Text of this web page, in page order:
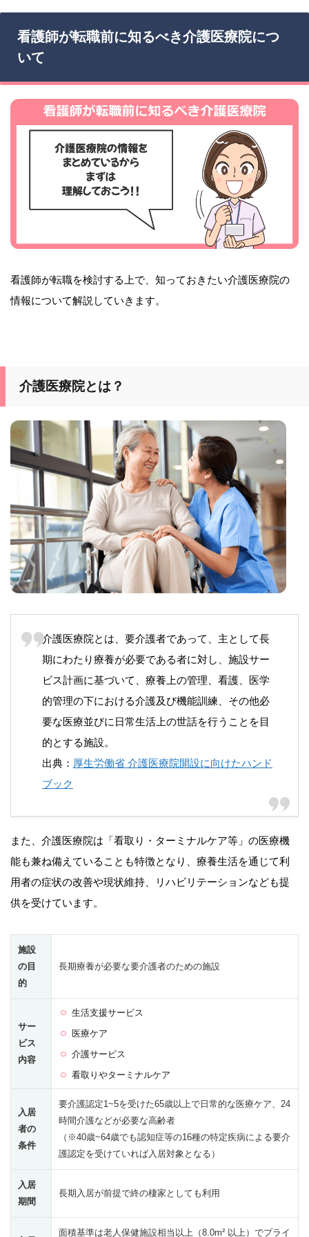
看護師が転職前に知るべき介護医療院につ
いて
看護師が転職を検討する上で、知っておきたい介護医療院の
情報について解説していきます。
介護医療院とは？
介護医療院とは、要介護者であって、主として長
期にわたり療養が必要である者に対し、施設サー
ビス計画に基づいて、療養上の管理、看護、医学
的管理の下における介護及び機能訓練、その他必
要な医療並びに日常生活上の世話を行うことを目
的とする施設。
出典： 厚生労働省 介護医療院開設に向けたハンド
ブック
また、介護医療院は「看取り・ターミナルケア等」の医療機
能も兼ね備えていることも特徴となり、療養生活を通じて利
用者の症状の改善や現状維持、リハビリテーションなども提
供を受けています。
施設
の目
的
長期療養が必要な要介護者のための施設
サー
ビス
内容
生活支援サービス
医療ケア
介護サービス
看取りやターミナルケア
入居
者の
条件
要介護認定1~5を受けた65歳以上で日常的な医療ケア、24
時間介護などが必要な高齢者
（※40歳~64歳でも認知症等の16種の特定疾病による要介
護認定を受けていれば入居対象となる）
入居
期間
長期入居が前提で終の棲家としても利用
面積基準は老人保健施設相当以上（8.0m² 以上）でプライ